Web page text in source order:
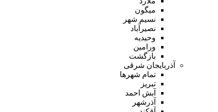
میگون
نسیم شهر
نصیرآباد
وحیدیه
ورامین
بازگشت
آذربایجان شرقی
تمام شهر‌ها
تبریز
آبش احمد
آذرشهر